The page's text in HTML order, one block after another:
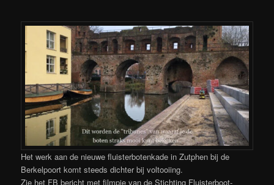
Het werk aan de nieuwe fluisterbotenkade in Zutphen bij de
Berkelpoort komt steeds dichter bij voltooiing.
Zie het FB bericht met filmpje van de Stichting Fluisterboot-